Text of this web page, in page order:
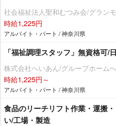
社会福祉法人聖和むつみ会/グラン
時給1,225円
アルバイト・パート / 神奈川県
「福祉調理スタッフ」無資格可/
株式会社へいあん/グループホーム
時給1,225円～
アルバイト・パート / 神奈川県
食品のリーチリフト作業・運搬
い/工場・製造